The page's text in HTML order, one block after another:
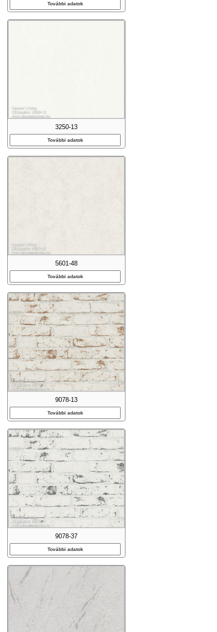
További adatok
3250-13
További adatok
5601-48
További adatok
9078-13
További adatok
9078-37
További adatok